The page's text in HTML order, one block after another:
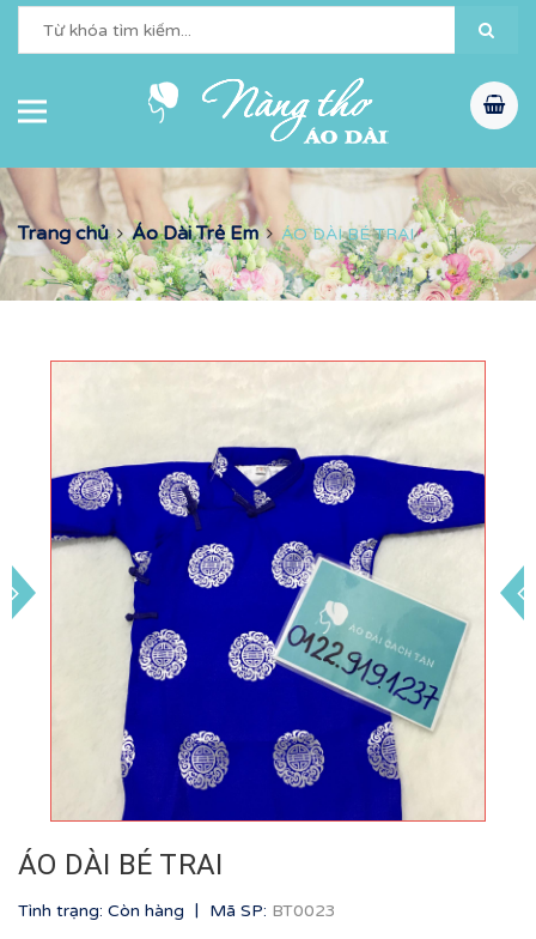
Trang chủ Áo Dài Trẻ Em ÁO DÀI BÉ TRAI
ÁO DÀI BÉ TRAI
Tình trạng: Còn hàng | Mã SP: BT0023